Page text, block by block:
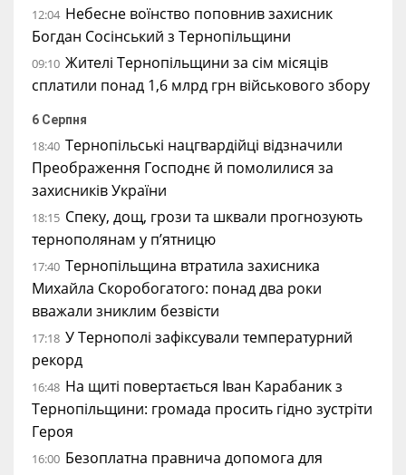
12:04 Небесне воїнство поповнив захисник
Богдан Сосінський з Тернопільщини
09:10 Жителі Тернопільщини за сім місяців
сплатили понад 1,6 млрд грн військового збору
6 Серпня
18:40 Тернопільські нацгвардійці відзначили
Преображення Господнє й помолилися за
захисників України
18:15 Спеку, дощ, грози та шквали прогнозують
тернополянам у п’ятницю
17:40 Тернопільщина втратила захисника
Михайла Скоробогатого: понад два роки
вважали зниклим безвісти
17:18 У Тернополі зафіксували температурний
рекорд
16:48 На щиті повертається Іван Карабаник з
Тернопільщини: громада просить гідно зустріти
Героя
16:00 Безоплатна правнича допомога для